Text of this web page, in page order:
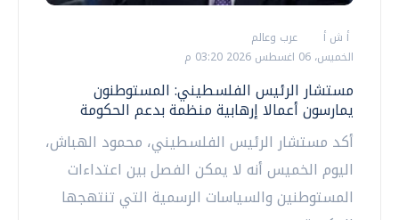
أ ش أ
عرب وعالم
الخميس، 06 اغسطس 2026 03:20 م
مستشار الرئيس الفلسطيني: المستوطنون
يمارسون أعمالا إرهابية منظمة بدعم الحكومة
أكد مستشار الرئيس الفلسطيني، محمود الهباش،
اليوم الخميس أنه لا يمكن الفصل بين اعتداءات
المستوطنين والسياسات الرسمية التي تنتهجها